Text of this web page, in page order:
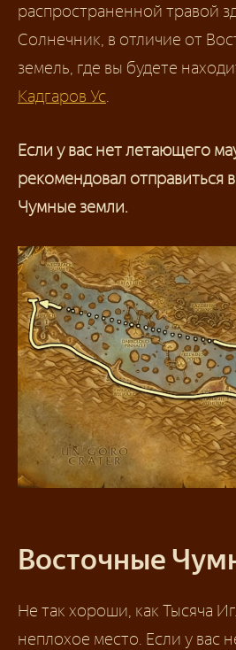
распространенной травой
Солнечник, в отличие от
земель, где вы будете
Кадгаров Ус.
Если у вас нет летающего
рекомендовал отправиться
Чумные земли.
Восточные
Не так хороши, как Тысяча
неплохое место. Если у вас